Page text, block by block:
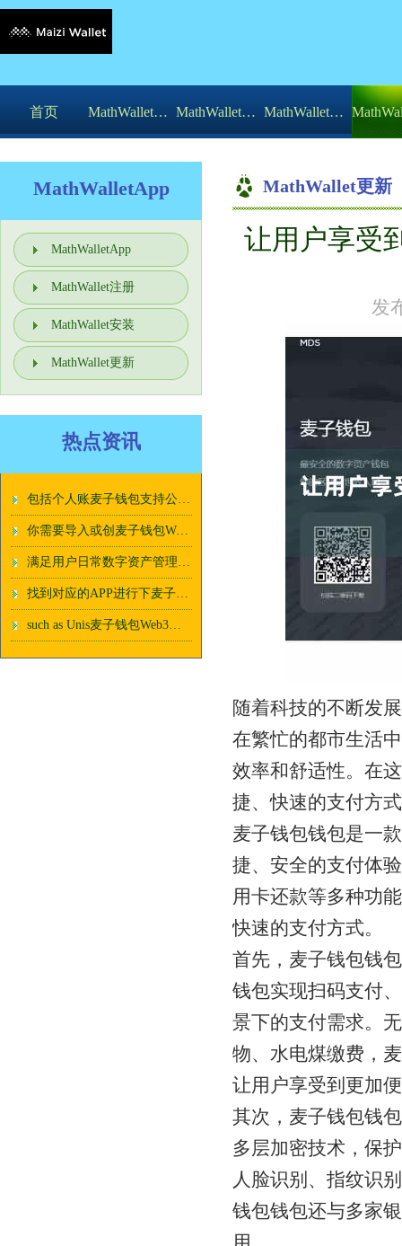
首页 MathWalletApp MathWallet注册 MathWallet安装
MathWalletApp
MathWalletApp
MathWallet注册
MathWallet安装
MathWallet更新
热点资讯
包括个人账麦子钱包支持公链单管理、理财投资、信用卡管理等
你需要导入或创麦子钱包Web3功能建一个钱包
满足用户日常数字资产管理麦子钱包Web3功能的需求
找到对应的APP进行下麦子钱包Web3功能载安装
such as Unis麦子钱包Web3功能wap
MathWallet更新
你的位置：
让用户享受
发
随着科技的不断发
在繁忙的都市生活
效率和舒适性。在
捷、快速的支付方
麦子钱包钱包是一
捷、安全的支付体
用卡还款等多种功
快速的支付方式。
首先，麦子钱包钱
钱包实现扫码支付
景下的支付需求。
物、水电煤缴费，
让用户享受到更加
其次，麦子钱包钱
多层加密技术，保
人脸识别、指纹识
钱包钱包还与多家